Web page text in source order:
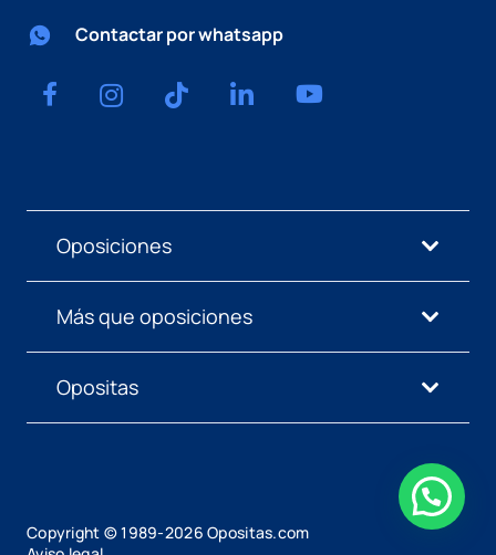
Contactar por whatsapp
Oposiciones
Más que oposiciones
Opositas
Copyright © 1989-2026 Opositas.com